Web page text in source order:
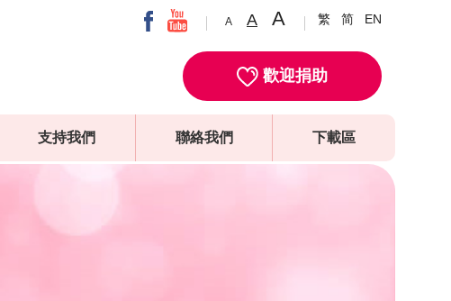
A A A 繁 简 EN
歡迎捐助
支持我們 聯絡我們 下載區